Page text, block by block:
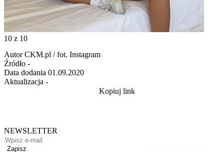
10 z 10
Autor CKM.pl / fot. Instagram
Źródło -
Data dodania 01.09.2020
Aktualizacja -
Kopiuj link
NEWSLETTER
Zapisz